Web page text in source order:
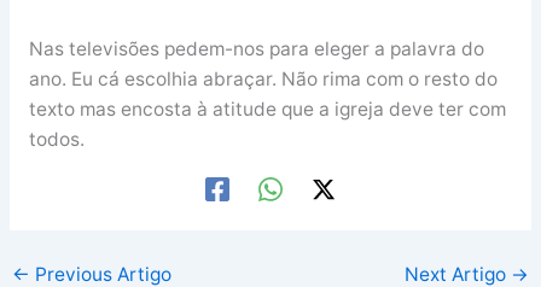
Nas televisões pedem-nos para eleger a palavra do
ano. Eu cá escolhia abraçar. Não rima com o resto do
texto mas encosta à atitude que a igreja deve ter com
todos.
← Previous Artigo Next Artigo →